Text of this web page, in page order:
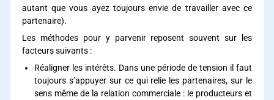
autant que vous ayez toujours envie de travailler avec ce
partenaire).
Les méthodes pour y parvenir reposent souvent sur les
facteurs suivants :
Réaligner les intérêts. Dans une période de tension il faut
toujours s’appuyer sur ce qui relie les partenaires, sur le
sens même de la relation commerciale : le producteurs et